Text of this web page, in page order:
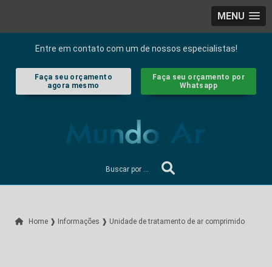
MENU
Entre em contato com um de nossos especialistas!
Faça seu orçamento
agora mesmo
Faça seu orçamento por
Whatsapp
Home ❱ Informações ❱ Unidade de tratamento de ar comprimido